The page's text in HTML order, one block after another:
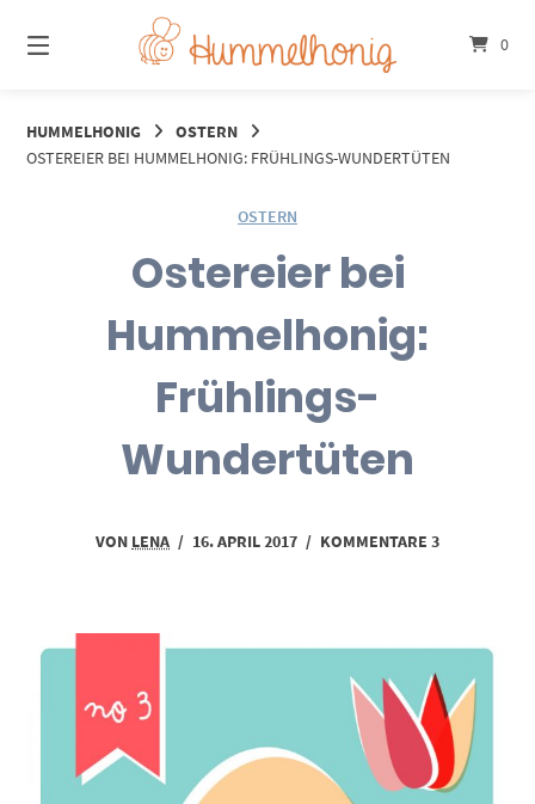
zum
Inhalt
0
HUMMELHONIG
OSTERN
OSTEREIER BEI HUMMELHONIG: FRÜHLINGS-WUNDERTÜTEN
OSTERN
Ostereier bei
Hummelhonig:
Frühlings-
Wundertüten
VON LENA / 16. APRIL 2017 / KOMMENTARE 3